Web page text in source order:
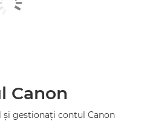
Canon
gestionaţi contul Canon